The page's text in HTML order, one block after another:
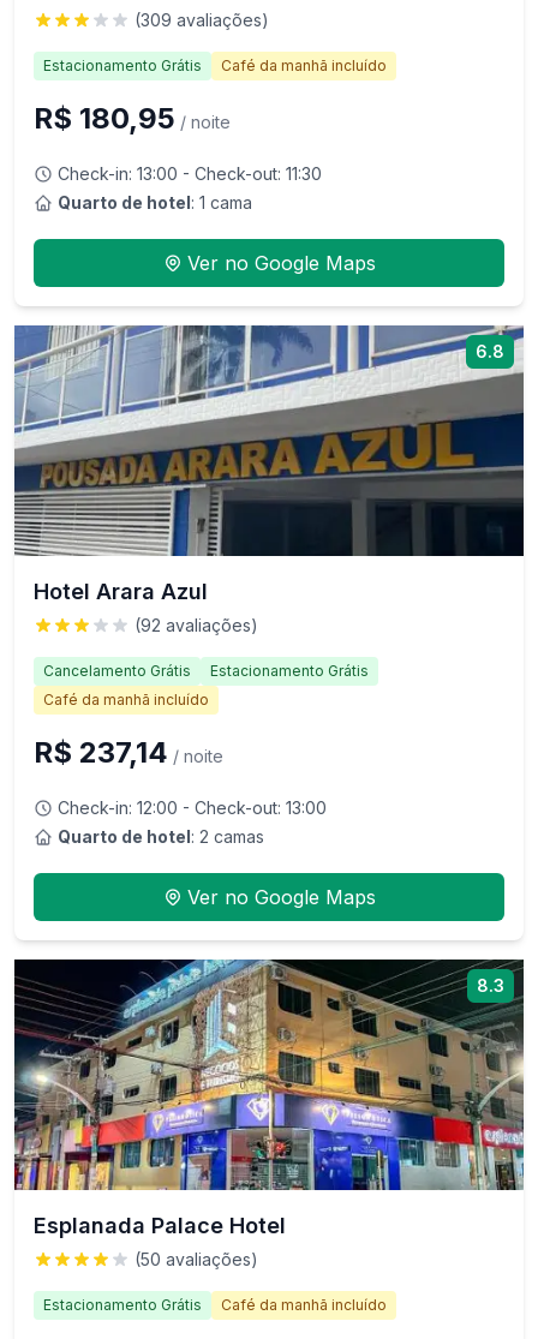
(309 avaliações)
Estacionamento Grátis Café da manhã incluído
R$ 180,95 / noite
Check-in: 13:00 - Check-out: 11:30
Quarto de hotel: 1 cama
Ver no Google Maps
6.8
Hotel Arara Azul
(92 avaliações)
Cancelamento Grátis
Estacionamento Grátis
Café da manhã incluído
R$ 237,14 / noite
Check-in: 12:00 - Check-out: 13:00
Quarto de hotel: 2 camas
Ver no Google Maps
8.3
Esplanada Palace Hotel
(50 avaliações)
Estacionamento Grátis Café da manhã incluído